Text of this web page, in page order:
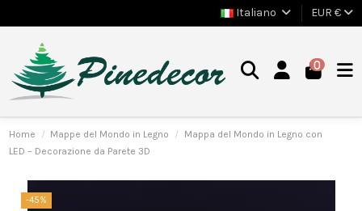
Italiano EUR €
0
Home Mappe del Mondo in Legno
Mappa del Mondo in Legno con
LED – Decorazione da Parete 3D
-45%